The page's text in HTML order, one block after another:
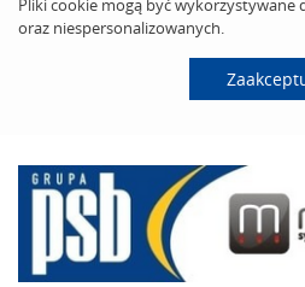
Pliki cookie mogą być wykorzystywane
oraz niespersonalizowanych.